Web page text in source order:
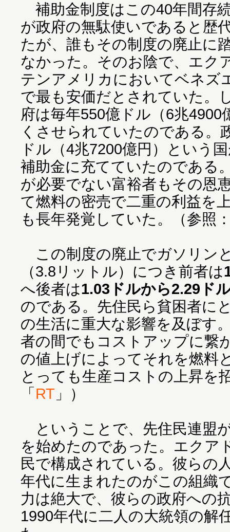
補助金制度はこの40年間存
が政府の無駄使いであると歴
たが、誰もその制度の廃止に
なかった。そのお陰で、エク
テンアメリカにおいてベネズ
で最も安価だとされていた。
府は毎年550億ドル（6兆4900
くさせられていたのである。
ドル（4兆7200億円）という
補助金に充てていたのである
が必要でない富裕者もその恩
て燃料の密売で二重の利益を
も長年発覚していた。（参照
この制度の廃止でガソリン
（3.8リットル）につき前者は
へ後者は1.03ドルから2.29ド
のである。先住民ら貧困者に
の生活に重大な影響を及ぼす
者の間でもコストアップに繋
の値上げによってそれを燃料
とっても生産コストの上昇を
「RT 」）
ということで、先住民連盟
を始めたのであった。エクア
民で構成されている。彼らの
年代に生まれたのがこの組織
力は絶大で、彼らの政府への
1990年代に二人の大統領の解